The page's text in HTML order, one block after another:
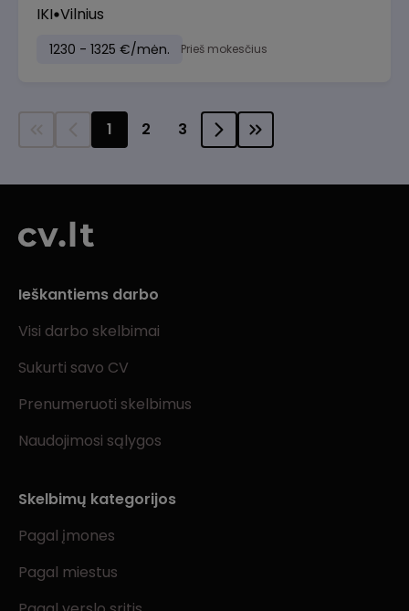
IKI Vilnius
1230 - 1325 €/mėn. Prieš mokesčius
1 2 3
Ieškantiems darbo
Visi darbo skelbimai
Sukurti savo CV
Prenumeruoti skelbimus
Naudojimosi sąlygos
Skelbimų kategorijos
Pagal įmones
Pagal miestus